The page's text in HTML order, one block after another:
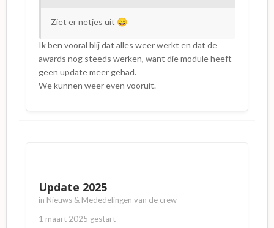
Ziet er netjes uit 😄
Ik ben vooral blij dat alles weer werkt en dat de
awards nog steeds werken, want die module heeft
geen update meer gehad.
We kunnen weer even vooruit.
Update 2025
in Nieuws & Mededelingen van de crew
1 maart 2025 gestart